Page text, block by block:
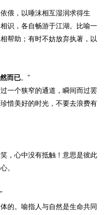
偎，以唾沫相互湿润求得生
识，各自畅游于江湖。比喻一
帮助；有时不妨放弃执著，以
而已。”
一个狭窄的通道，瞬间而过罢
惜美好的时光，不要去浪费有
，心中没有抵触！意思是彼此
。
”
的。喻指人与自然是生命共同